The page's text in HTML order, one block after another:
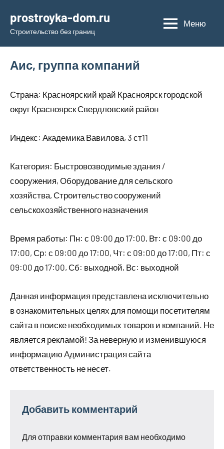
содержимому
prostroyka-dom.ru
Строительство без границ
Меню
Аис, группа компаний
Страна: Красноярский край Красноярск городской
округ Красноярск Свердловский район
Индекс: Академика Вавилова, 3 ст11
Категория: Быстровозводимые здания /
сооружения, Оборудование для сельского
хозяйства, Строительство сооружений
сельскохозяйственного назначения
Время работы: Пн: с 09:00 до 17:00, Вт: с 09:00 до
17:00, Ср: с 09:00 до 17:00, Чт: с 09:00 до 17:00, Пт: с
09:00 до 17:00, Сб: выходной, Вс: выходной
Данная информация представлена исключительно
в ознакомительных целях для помощи посетителям
сайта в поиске необходимых товаров и компаний. Не
является рекламой! За неверную и изменившуюся
информацию Администрация сайта
ответственность не несет.
Добавить комментарий
Для отправки комментария вам необходимо